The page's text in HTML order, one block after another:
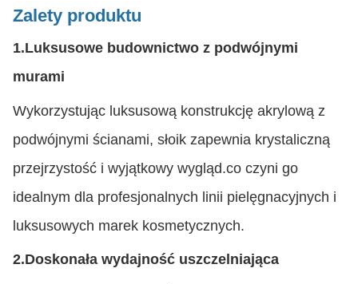
Zalety produktu
1.Luksusowe budownictwo z podwójnymi
murami
Wykorzystując luksusową konstrukcję akrylową z
podwójnymi ścianami, słoik zapewnia krystaliczną
przejrzystość i wyjątkowy wygląd.co czyni go
idealnym dla profesjonalnych linii pielęgnacyjnych i
luksusowych marek kosmetycznych.
2.Doskonała wydajność uszczelniająca